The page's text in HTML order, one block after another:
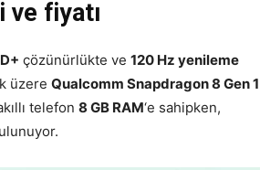
ve fiyatı
çözünürlükte ve 120 Hz yenileme
üzere Qualcomm Snapdragon 8 Gen 1
telefon 8 GB RAM‘e sahipken,